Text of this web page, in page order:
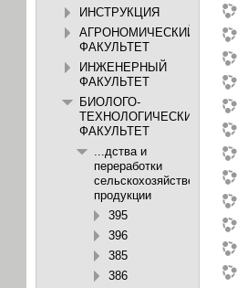
ИНСТРУКЦИЯ
АГРОНОМИЧЕСКИЙ
ФАКУЛЬТЕТ
ИНЖЕНЕРНЫЙ
ФАКУЛЬТЕТ
БИОЛОГО-
ТЕХНОЛОГИЧЕСКИЙ
ФАКУЛЬТЕТ
...дства и
переработки
сельскохозяйственной
продукции
395
396
385
386